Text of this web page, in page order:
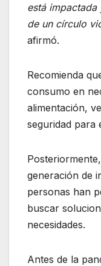
está impactada
de un círculo
afirmó.
Recomienda
consumo en
alimentación,
seguridad para
generación de
personas han
buscar
necesidades.
Antes de la